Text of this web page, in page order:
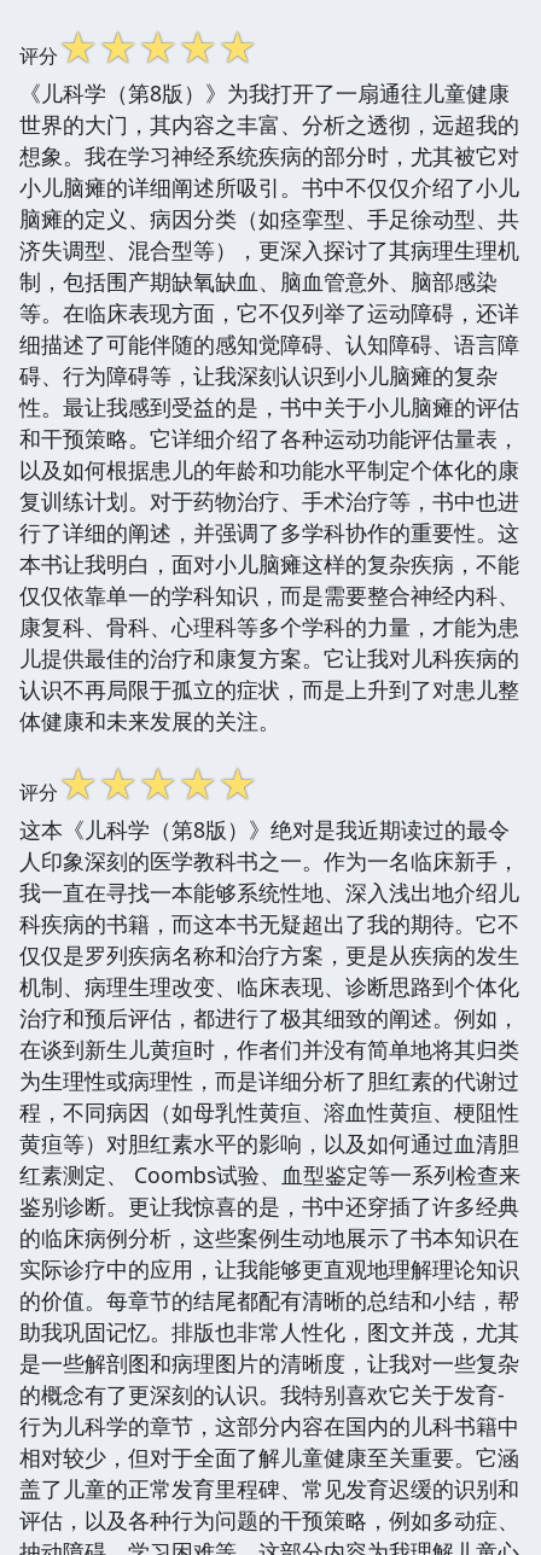
评分☆☆☆☆☆
《儿科学（第8版）》为我打开了一扇通往儿童健康
世界的大门，其内容之丰富、分析之透彻，远超我的
想象。我在学习神经系统疾病的部分时，尤其被它对
小儿脑瘫的详细阐述所吸引。书中不仅仅介绍了小儿
脑瘫的定义、病因分类（如痉挛型、手足徐动型、共
济失调型、混合型等），更深入探讨了其病理生理机
制，包括围产期缺氧缺血、脑血管意外、脑部感染
等。在临床表现方面，它不仅列举了运动障碍，还详
细描述了可能伴随的感知觉障碍、认知障碍、语言障
碍、行为障碍等，让我深刻认识到小儿脑瘫的复杂
性。最让我感到受益的是，书中关于小儿脑瘫的评估
和干预策略。它详细介绍了各种运动功能评估量表，
以及如何根据患儿的年龄和功能水平制定个体化的康
复训练计划。对于药物治疗、手术治疗等，书中也进
行了详细的阐述，并强调了多学科协作的重要性。这
本书让我明白，面对小儿脑瘫这样的复杂疾病，不能
仅仅依靠单一的学科知识，而是需要整合神经内科、
康复科、骨科、心理科等多个学科的力量，才能为患
儿提供最佳的治疗和康复方案。它让我对儿科疾病的
认识不再局限于孤立的症状，而是上升到了对患儿整
体健康和未来发展的关注。
评分☆☆☆☆☆
这本《儿科学（第8版）》绝对是我近期读过的最令
人印象深刻的医学教科书之一。作为一名临床新手，
我一直在寻找一本能够系统性地、深入浅出地介绍儿
科疾病的书籍，而这本书无疑超出了我的期待。它不
仅仅是罗列疾病名称和治疗方案，更是从疾病的发生
机制、病理生理改变、临床表现、诊断思路到个体化
治疗和预后评估，都进行了极其细致的阐述。例如，
在谈到新生儿黄疸时，作者们并没有简单地将其归类
为生理性或病理性，而是详细分析了胆红素的代谢过
程，不同病因（如母乳性黄疸、溶血性黄疸、梗阻性
黄疸等）对胆红素水平的影响，以及如何通过血清胆
红素测定、 Coombs试验、血型鉴定等一系列检查来
鉴别诊断。更让我惊喜的是，书中还穿插了许多经典
的临床病例分析，这些案例生动地展示了书本知识在
实际诊疗中的应用，让我能够更直观地理解理论知识
的价值。每章节的结尾都配有清晰的总结和小结，帮
助我巩固记忆。排版也非常人性化，图文并茂，尤其
是一些解剖图和病理图片的清晰度，让我对一些复杂
的概念有了更深刻的认识。我特别喜欢它关于发育-
行为儿科学的章节，这部分内容在国内的儿科书籍中
相对较少，但对于全面了解儿童健康至关重要。它涵
盖了儿童的正常发育里程碑、常见发育迟缓的识别和
评估，以及各种行为问题的干预策略，例如多动症、